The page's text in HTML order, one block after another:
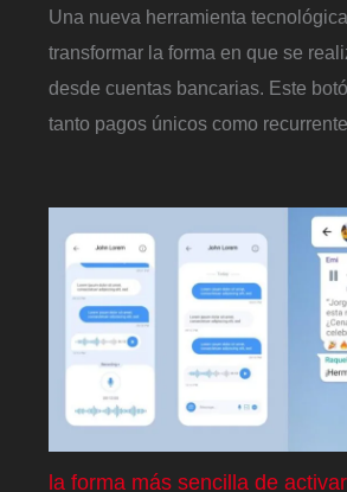
Una nueva herramienta
transformar la forma en que se
desde cuentas bancarias. Este
tanto pagos únicos como
la forma más sencilla de